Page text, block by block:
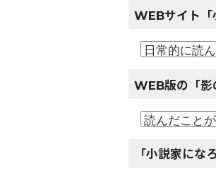
WEBサイト「
WEB版の「影
「小説家にな